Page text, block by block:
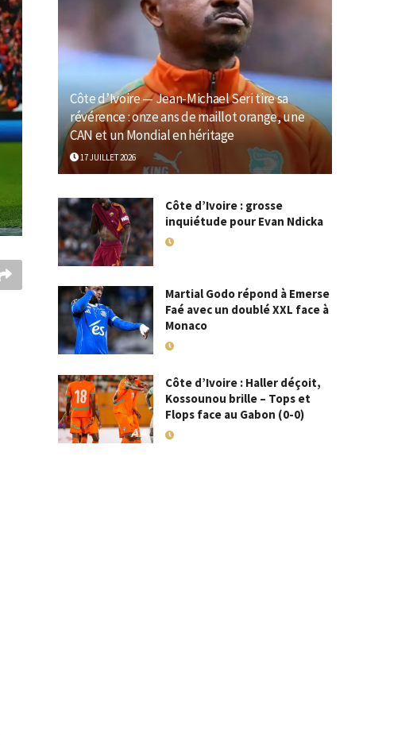
Côte d’Ivoire — Jean-Michael Seri tire sa
révérence : onze ans de maillot orange, une
CAN et un Mondial en héritage
17 JUILLET 2026
Côte d’Ivoire : grosse
inquiétude pour Evan Ndicka
Martial Godo répond à Emerse
Faé avec un doublé XXL face à
Monaco
Côte d’Ivoire : Haller déçoit,
Kossounou brille – Tops et
Flops face au Gabon (0-0)